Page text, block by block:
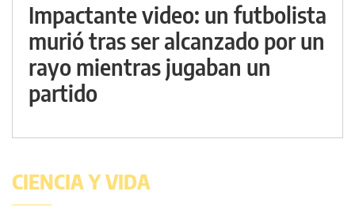
Impactante video: un futbolista
murió tras ser alcanzado por un
rayo mientras jugaban un
partido
CIENCIA Y VIDA